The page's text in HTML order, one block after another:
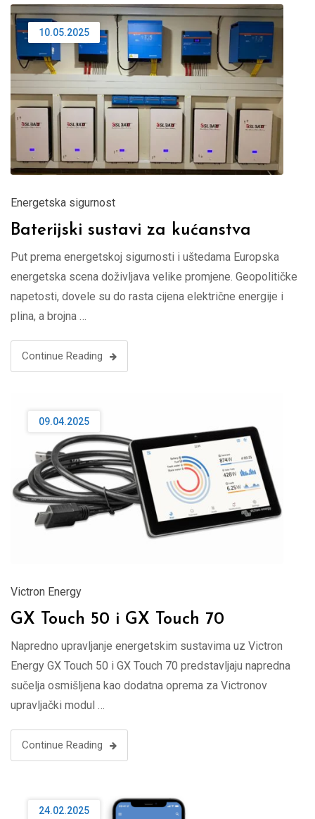
10.05.2025
Energetska sigurnost
Baterijski sustavi za kućanstva
Put prema energetskoj sigurnosti i uštedama Europska
energetska scena doživljava velike promjene. Geopolitičke
napetosti, dovele su do rasta cijena električne energije i
plina, a brojna …
Continue Reading
09.04.2025
Victron Energy
GX Touch 50 i GX Touch 70
Napredno upravljanje energetskim sustavima uz Victron
Energy GX Touch 50 i GX Touch 70 predstavljaju napredna
sučelja osmišljena kao dodatna oprema za Victronov
upravljački modul …
Continue Reading
24.02.2025